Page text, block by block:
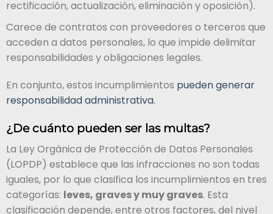
rectificación, actualización, eliminación y oposición).
Carece de contratos con proveedores o terceros que
acceden a datos personales, lo que impide delimitar
responsabilidades y obligaciones legales.
En conjunto, estos incumplimientos pueden generar
responsabilidad administrativa.
¿De cuánto pueden ser las multas?
La Ley Orgánica de Protección de Datos Personales
(LOPDP) establece que las infracciones no son todas
iguales, por lo que clasifica los incumplimientos en tres
categorías: leves, graves y muy graves. Esta
clasificación depende, entre otros factores, del nivel